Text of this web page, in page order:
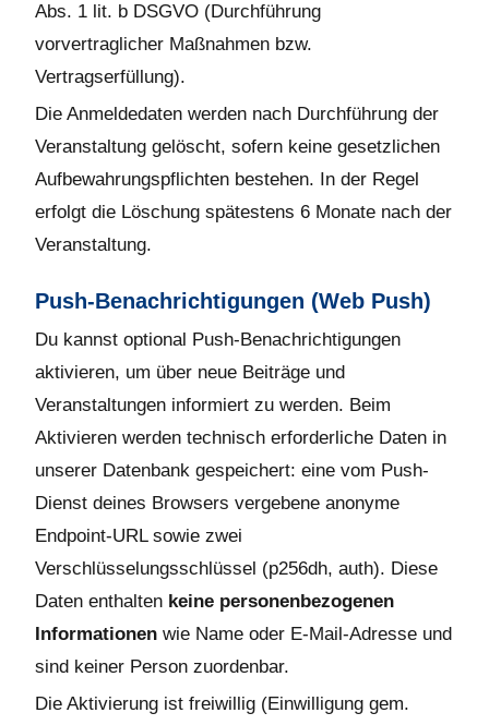
Abs. 1 lit. b DSGVO (Durchführung
vorvertraglicher Maßnahmen bzw.
Vertragserfüllung).
Die Anmeldedaten werden nach Durchführung der
Veranstaltung gelöscht, sofern keine gesetzlichen
Aufbewahrungspflichten bestehen. In der Regel
erfolgt die Löschung spätestens 6 Monate nach der
Veranstaltung.
Push-Benachrichtigungen (Web Push)
Du kannst optional Push-Benachrichtigungen
aktivieren, um über neue Beiträge und
Veranstaltungen informiert zu werden. Beim
Aktivieren werden technisch erforderliche Daten in
unserer Datenbank gespeichert: eine vom Push-
Dienst deines Browsers vergebene anonyme
Endpoint-URL sowie zwei
Verschlüsselungsschlüssel (p256dh, auth). Diese
Daten enthalten keine personenbezogenen
Informationen wie Name oder E-Mail-Adresse und
sind keiner Person zuordenbar.
Die Aktivierung ist freiwillig (Einwilligung gem.